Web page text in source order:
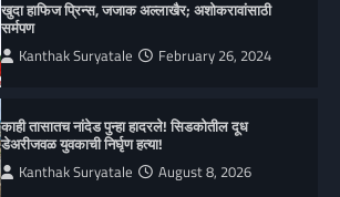
खुदा हाफिज प्रिन्स, जजाक अल्लाखैर; अशोकरावांसाठी
सर्मपण
Kanthak Suryatale February 26, 2024
काही तासातच नांदेड पुन्हा हादरले! सिडकोतील दूध
डेअरीजवळ युवकाची निर्घृण हत्या!
Kanthak Suryatale August 8, 2026